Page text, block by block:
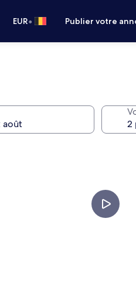
EUR• Publier votre